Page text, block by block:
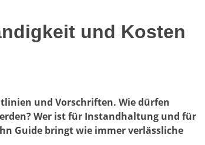
und Kosten
und Vorschriften. Wie dürfen
Wer ist für Instandhaltung und für
Guide bringt wie immer verlässliche